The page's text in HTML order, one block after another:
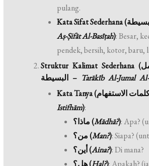
pulang.
Aṣ-Ṣifāt Al-Basīṭah): Besar,
pendek, bersih, kotor, baru,
Struktur Kalimat Sederhana (تراكيب الجمل
البسيطة – Tarākīb Al-Jumal
Istifhām):
ماذا؟ (Mādhā?): Apa?
من؟ (Man?): Siapa?
أين؟ (Aina?): Di mana?
هل؟ (Hal?): Apakah?